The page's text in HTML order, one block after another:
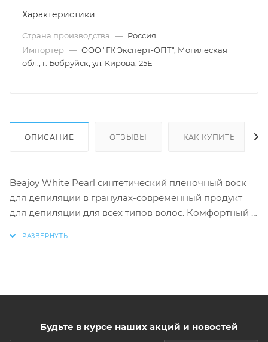
Характеристики
Страна производства — Россия
Импортер — ООО "ГК Эксперт-ОПТ", Могилеская
обл., г. Бобруйск, ул. Кирова, 25Е
ОПИСАНИЕ ОТЗЫВЫ КАК КУПИТЬ
Beajoy White Pearl синтетический пленочный воск
для депиляции в гранулах-современный продукт
для депиляции для всех типов волос. Комфортный и
Упаковка: пакет 500 гр.
Будьте в курсе наших акций и новостей